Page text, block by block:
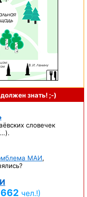
знать! ;-)
словечек
).
МАИ,
чел.!)